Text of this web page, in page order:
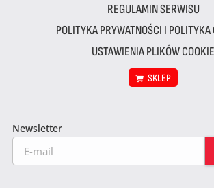
REGULAMIN SERWISU
POLITYKA PRYWATNOŚCI I POLITYKA
USTAWIENIA PLIKÓW COOKIE
SKLEP
Newsletter